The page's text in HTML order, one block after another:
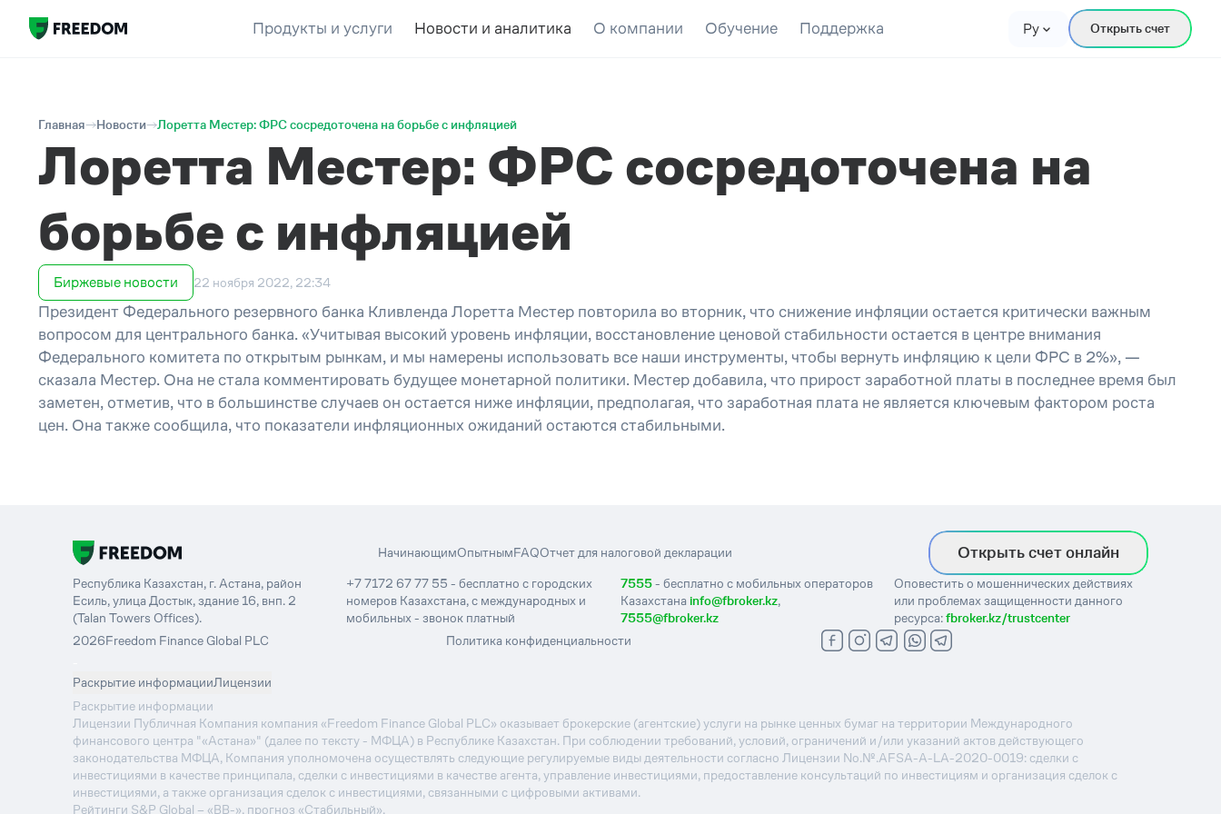
Продукты и услуги Новости и аналитика О компании Обучение Поддержка Ру Открыть счет
Главная Новости Лоретта Местер: ФРС сосредоточена на борьбе с инфляцией
Лоретта Местер: ФРС сосредоточена на
борьбе с инфляцией
Биржевые новости 22 ноября 2022, 22:34
Президент Федерального резервного банка Кливленда Лоретта Местер повторила во вторник, что снижение инфляции остается критически важным
вопросом для центрального банка. «Учитывая высокий уровень инфляции, восстановление ценовой стабильности остается в центре внимания
Федерального комитета по открытым рынкам, и мы намерены использовать все наши инструменты, чтобы вернуть инфляцию к цели ФРС в 2%», —
сказала Местер. Она не стала комментировать будущее монетарной политики. Местер добавила, что прирост заработной платы в последнее время был
заметен, отметив, что в большинстве случаев он остается ниже инфляции, предполагая, что заработная плата не является ключевым фактором роста
цен. Она также сообщила, что показатели инфляционных ожиданий остаются стабильными.
НачинающимОпытнымFAQОтчет для налоговой декларации Открыть счет онлайн
Республика Казахстан, г. Астана, район
Есиль, улица Достык, здание 16, внп. 2
(Talan Towers Offices).
+7 7172 67 77 55 - бесплатно с городских
номеров Казахстана, с международных и
мобильных - звонок платный
7555- бесплатно с мобильных операторов
Казахстанаinfo@fbroker.kz,
7555@fbroker.kz
Оповестить о мошеннических действиях
или проблемах защищенности данного
ресурса:fbroker.kz/trustcenter
2026Freedom Finance Global PLC
Политика конфиденциальности
Раскрытие информацииЛицензии
Раскрытие информации
Лицензии Публичная Компания компания «Freedom Finance Global PLC» оказывает брокерские (агентские) услуги на рынке ценных бумаг на территории Международного
финансового центра "«Астана»" (далее по тексту - МФЦА) в Республике Казахстан. При соблюдении требований, условий, ограничений и/или указаний актов действующего
законодательства МФЦА, Компания уполномочена осуществлять следующие регулируемые виды деятельности согласно Лицензии No.№.AFSA-A-LA-2020-0019: сделки с
инвестициями в качестве принципала, сделки с инвестициями в качестве агента, управление инвестициями, предоставление консультаций по инвестициям и организация сделок с
инвестициями, а также организация сделок с инвестициями, связанными с цифровыми активами.
Рейтинги S&P Global – «BB-», прогноз «Стабильный».